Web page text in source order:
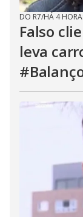
DO R7/HÁ 4
Falso
leva